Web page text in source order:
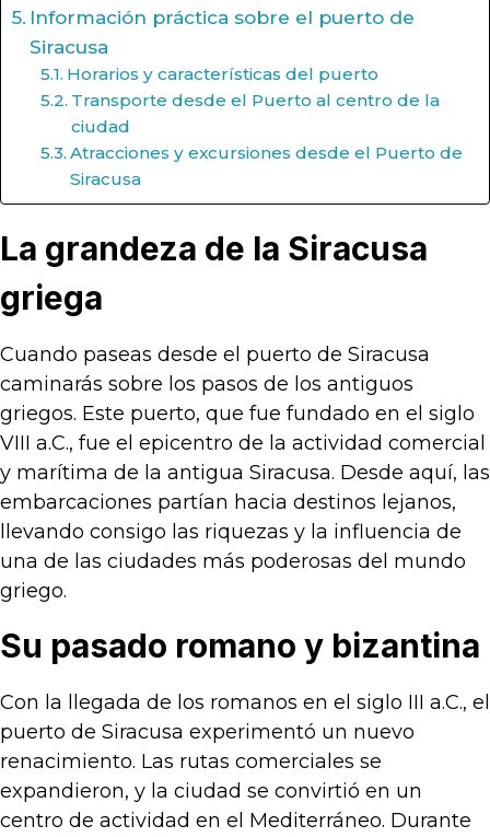
Información práctica sobre el puerto de
Siracusa
Horarios y características del puerto
Transporte desde el Puerto al centro de la
ciudad
Atracciones y excursiones desde el Puerto de
Siracusa
La grandeza de la Siracusa
griega
Cuando paseas desde el puerto de Siracusa
caminarás sobre los pasos de los antiguos
griegos. Este puerto, que fue fundado en el siglo
VIII a.C., fue el epicentro de la actividad comercial
y marítima de la antigua Siracusa. Desde aquí, las
embarcaciones partían hacia destinos lejanos,
llevando consigo las riquezas y la influencia de
una de las ciudades más poderosas del mundo
griego.
Su pasado romano y bizantina
Con la llegada de los romanos en el siglo III a.C., el
puerto de Siracusa experimentó un nuevo
renacimiento. Las rutas comerciales se
expandieron, y la ciudad se convirtió en un
centro de actividad en el Mediterráneo. Durante